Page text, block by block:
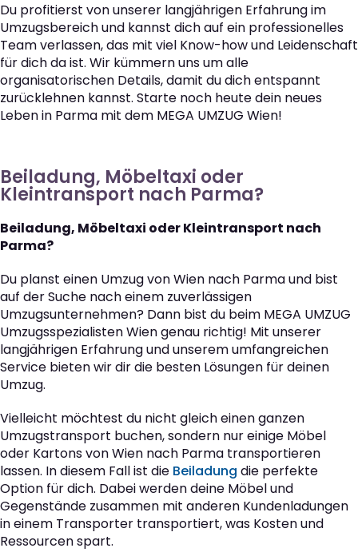
Du profitierst von unserer langjährigen Erfahrung im
Umzugsbereich und kannst dich auf ein professionelles
Team verlassen, das mit viel Know-how und Leidenschaft
für dich da ist. Wir kümmern uns um alle
organisatorischen Details, damit du dich entspannt
zurücklehnen kannst. Starte noch heute dein neues
Leben in Parma mit dem MEGA UMZUG Wien!
Beiladung, Möbeltaxi oder
Kleintransport nach Parma?
Beiladung, Möbeltaxi oder Kleintransport nach
Parma?
Du planst einen Umzug von Wien nach Parma und bist
auf der Suche nach einem zuverlässigen
Umzugsunternehmen? Dann bist du beim MEGA UMZUG
Umzugsspezialisten Wien genau richtig! Mit unserer
langjährigen Erfahrung und unserem umfangreichen
Service bieten wir dir die besten Lösungen für deinen
Umzug.
Vielleicht möchtest du nicht gleich einen ganzen
Umzugstransport buchen, sondern nur einige Möbel
oder Kartons von Wien nach Parma transportieren
lassen. In diesem Fall ist die Beiladung die perfekte
Option für dich. Dabei werden deine Möbel und
Gegenstände zusammen mit anderen Kundenladungen
in einem Transporter transportiert, was Kosten und
Ressourcen spart.